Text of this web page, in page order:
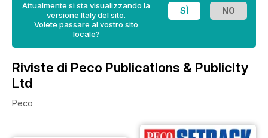
Attualmente si sta visualizzando la
versione Italy del sito.
Volete passare al vostro sito
locale?
Riviste di Peco Publications & Publicity
Ltd
Peco